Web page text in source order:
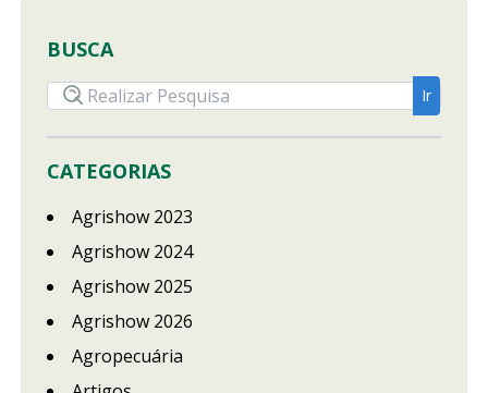
BUSCA
CATEGORIAS
Agrishow 2023
Agrishow 2024
Agrishow 2025
Agrishow 2026
Agropecuária